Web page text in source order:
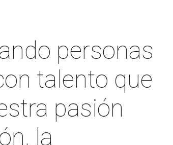
personas
talento que
pasión
la